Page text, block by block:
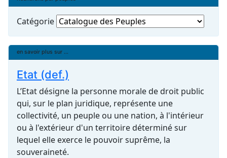
Catégorie
en savoir plus sur ...
Etat (def.)
L’Etat désigne la personne morale de droit public
qui, sur le plan juridique, représente une
collectivité, un peuple ou une nation, à l'intérieur
ou à l'extérieur d'un territoire déterminé sur
lequel elle exerce le pouvoir suprême, la
souveraineté.